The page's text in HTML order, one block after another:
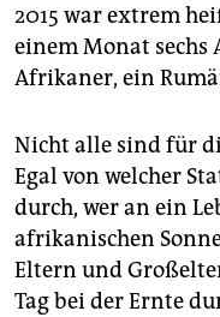
2015 war extrem
einem Monat
Afrikaner, ein
Nicht alle sind für
Egal von welcher
durch, wer an ein
afrikanischen
Eltern und
Tag bei der Ernte